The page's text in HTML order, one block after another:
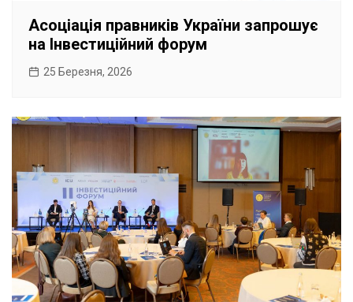
Асоціація правників України запрошує
на Інвестиційний форум
25 Березня, 2026